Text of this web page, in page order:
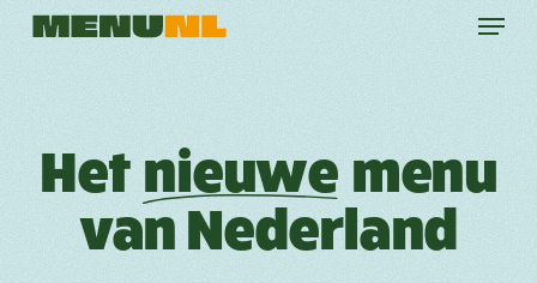
Skip
Menu
Het nieuwe menu
van Nederland